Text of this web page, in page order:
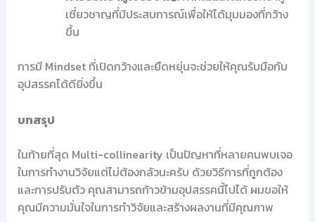
เชี่ยวชาญที่มีประสบการณ์เพื่อให้ได้มุมมองที่กว้าง
ขึ้น
การมี Mindset ที่เปิดกว้างและยืดหยุ่นจะช่วยให้คุณรับมือกับ
อุปสรรคได้ดียิ่งขึ้น
บทสรุป
ในท้ายที่สุด Multi-collinearity เป็นปัญหาที่หลายคนพบเจอ
ในการทำงานวิจัยแต่ไม่ต้องกลัวนะครับ ด้วยวิธีการที่ถูกต้อง
และการปรับตัว คุณสามารถก้าวข้ามอุปสรรคนี้ไปได้ ผมขอให้
คุณมีความมั่นใจในการทำวิจัยและสร้างผลงานที่มีคุณภาพ